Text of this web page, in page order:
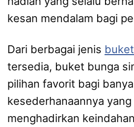
kesan mendalam bagi
Dari berbagai jenis
tersedia, buket bunga
pilihan favorit bagi
kesederhanaannya
menghadirkan